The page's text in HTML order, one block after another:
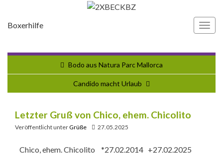
Boxerhilfe
Bodo aus Natura Parc Mallorca
Candido macht Urlaub
Letzter Gruß von Chico, ehem. Chicolito
Veröffentlicht unterGrüße 27.05.2025
Chico, ehem. Chicolito *27.02.2014 +27.02.2025